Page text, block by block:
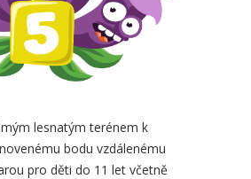
lesnatým terénem k
bodu vzdálenému
pro děti do 11 let včetně